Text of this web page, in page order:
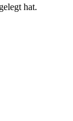
hat.